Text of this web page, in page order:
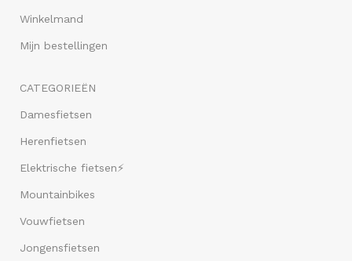
Winkelmand
Mijn bestellingen
CATEGORIEËN
Damesfietsen
Herenfietsen
Elektrische fietsen⚡
Mountainbikes
Vouwfietsen
Jongensfietsen